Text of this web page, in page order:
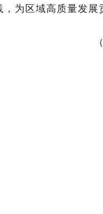
为区域高质量发展